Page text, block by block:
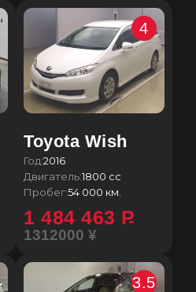
Toyota Wish
4
Год:2016
Двигатель:1800 сс
Пробег:54 000 км.
1 484 463 P
1312000 ¥
3.5